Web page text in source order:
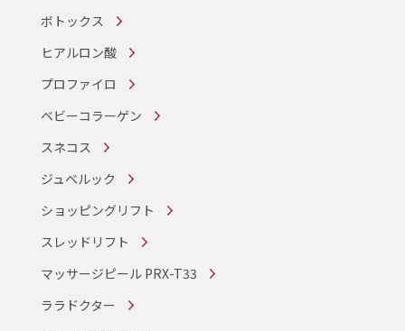
ボトックス
ヒアルロン酸
プロファイロ
ベビーコラーゲン
スネコス
ジュベルック
ショッピングリフト
スレッドリフト
マッサージピール PRX-T33
ララドクター